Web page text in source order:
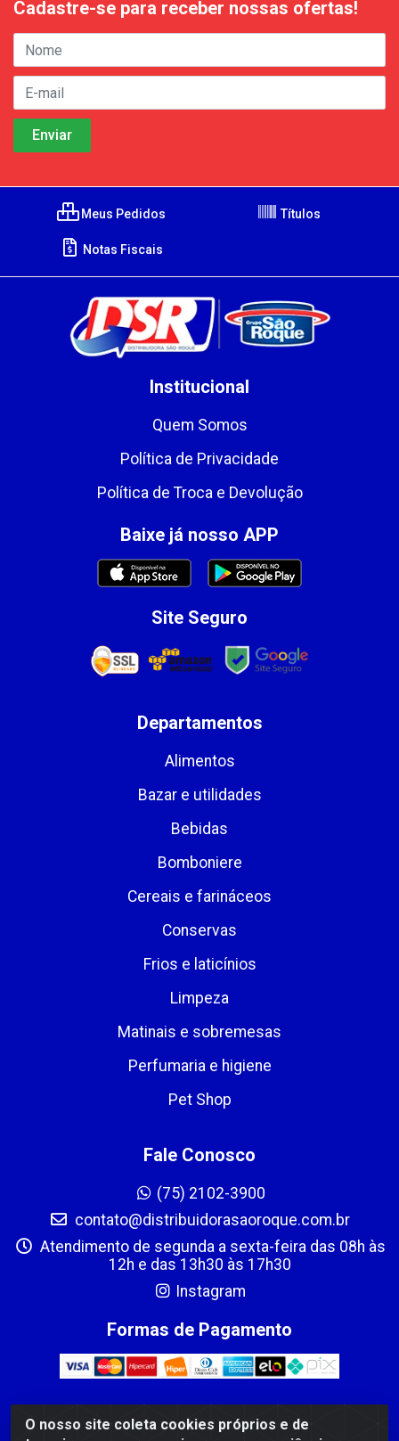
O nosso site coleta cookies próprios e de
Cadastre-se para receber nossas ofertas!
Meus Pedidos Títulos
Notas Fiscais
Institucional
Quem Somos
Política de Privacidade
Política de Troca e Devolução
Baixe já nosso APP
Site Seguro
Departamentos
Alimentos
Bazar e utilidades
Bebidas
Bomboniere
Cereais e farináceos
Conservas
Frios e laticínios
Limpeza
Matinais e sobremesas
Perfumaria e higiene
Pet Shop
Fale Conosco
(75) 2102-3900
contato@distribuidorasaoroque.com.br
Atendimento de segunda a sexta-feira das 08h às
12h e das 13h30 às 17h30
Instagram
Formas de Pagamento
DIST DE PROD ALIM SÃO ROQUE LTDA - AVENIDA PROBAHIA,